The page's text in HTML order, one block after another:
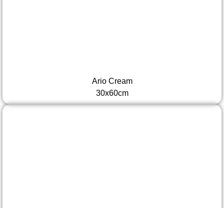
Ario Cream
30x60cm